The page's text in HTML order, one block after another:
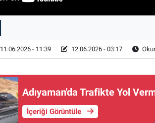
11.06.2026 - 11:39 12.06.2026 - 03:17
Adıyaman'da Trafikte Yol
İçeriği Görüntüle